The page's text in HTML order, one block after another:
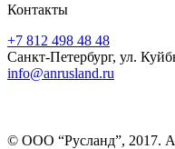
Контакты
+7 812 498 48 48
Санкт-Петербург, ул.
info@anrusland.ru
© ООО “Русланд”, 2017.